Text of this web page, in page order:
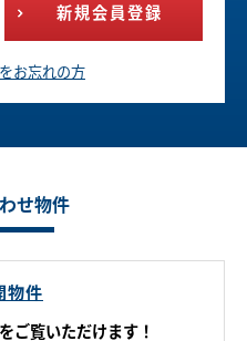
新規会員登録
お忘れの方
せ物件
物件
ご覧いただけます！